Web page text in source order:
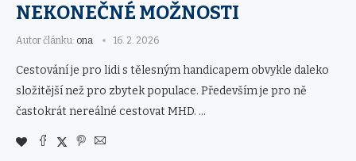
NEKONEČNÉ MOŽNOSTI
Autor článku: ona 16. 2. 2026
Cestování je pro lidi s tělesným handicapem obvykle daleko
složitější než pro zbytek populace. Především je pro ně
častokrát nereálné cestovat MHD. …